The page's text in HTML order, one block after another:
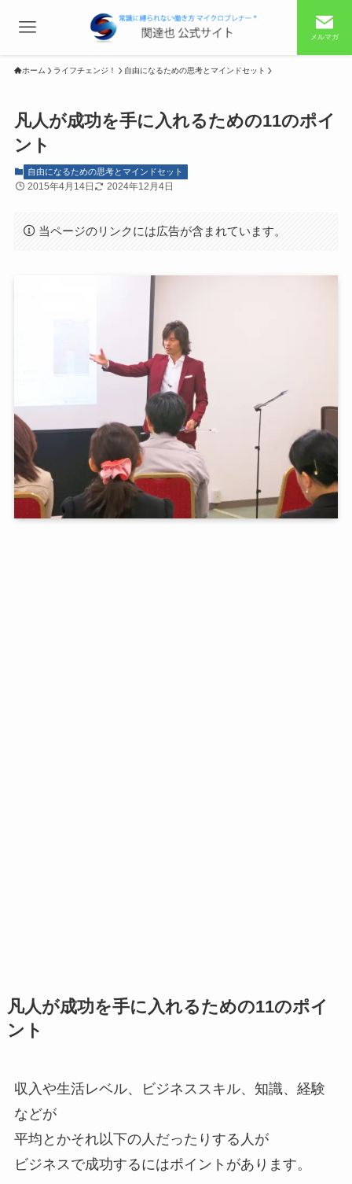
メルマガ
ホーム ライフチェンジ！ 自由になるための思考とマインドセット
凡人が成功を手に入れるための11のポイ
ント
自由になるための思考とマインドセット
2015年4月14日 2024年12月4日
当ページのリンクには広告が含まれています。
凡人が成功を手に入れるための11のポイ
ント
収入や生活レベル、ビジネススキル、知識、経験
などが
平均とかそれ以下の人だったりする人が
ビジネスで成功するにはポイントがあります。